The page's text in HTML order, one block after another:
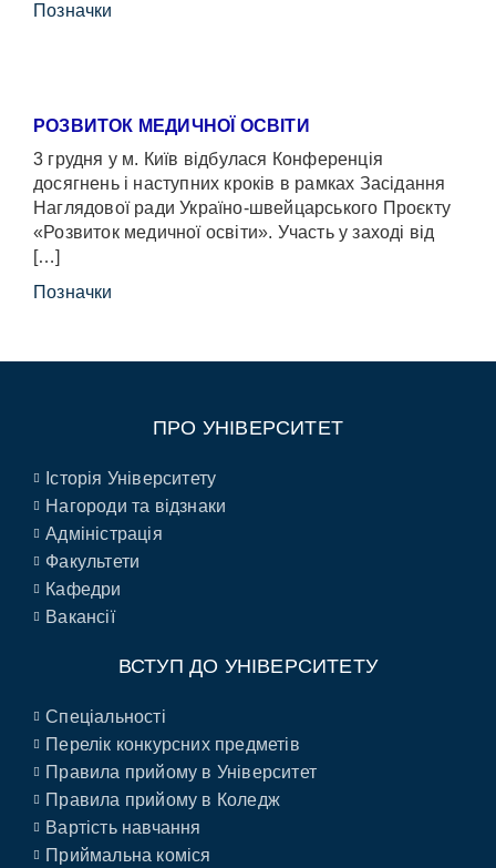
Позначки
РОЗВИТОК МЕДИЧНОЇ ОСВІТИ
3 грудня у м. Київ відбулася Конференція
досягнень і наступних кроків в рамках Засідання
Наглядової ради Україно-швейцарського Проєкту
«Розвиток медичної освіти». Участь у заході від
[…]
Позначки
ПРО УНІВЕРСИТЕТ
Історія Університету
Нагороди та відзнаки
Адміністрація
Факультети
Кафедри
Вакансії
ВСТУП ДО УНІВЕРСИТЕТУ
Спеціальності
Перелік конкурсних предметів
Правила прийому в Університет
Правила прийому в Коледж
Вартість навчання
Приймальна коміся